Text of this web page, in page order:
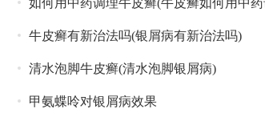
如何用中药调理牛皮癣(牛皮癣如何用中
牛皮癣有新治法吗(银屑病有新治法吗)
清水泡脚牛皮癣(清水泡脚银屑病)
甲氨蝶呤对银屑病效果